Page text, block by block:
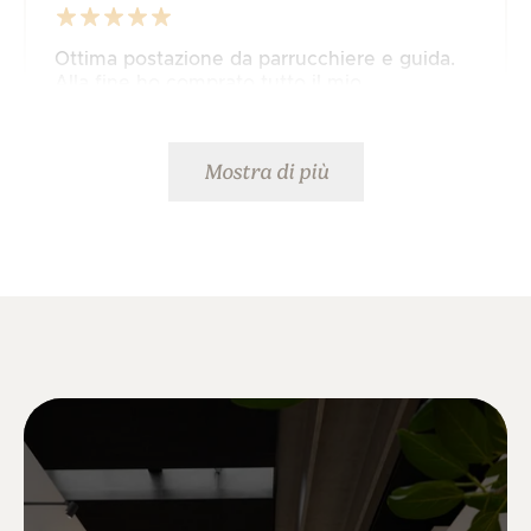
Ottima postazione da parrucchiere e guida.
Ulrick K.
Mostra di più